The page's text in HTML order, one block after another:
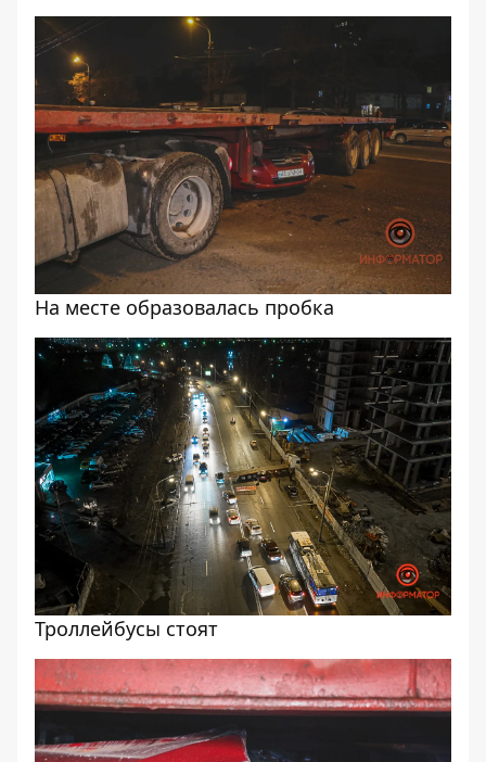
На месте образовалась пробка
Троллейбусы стоят